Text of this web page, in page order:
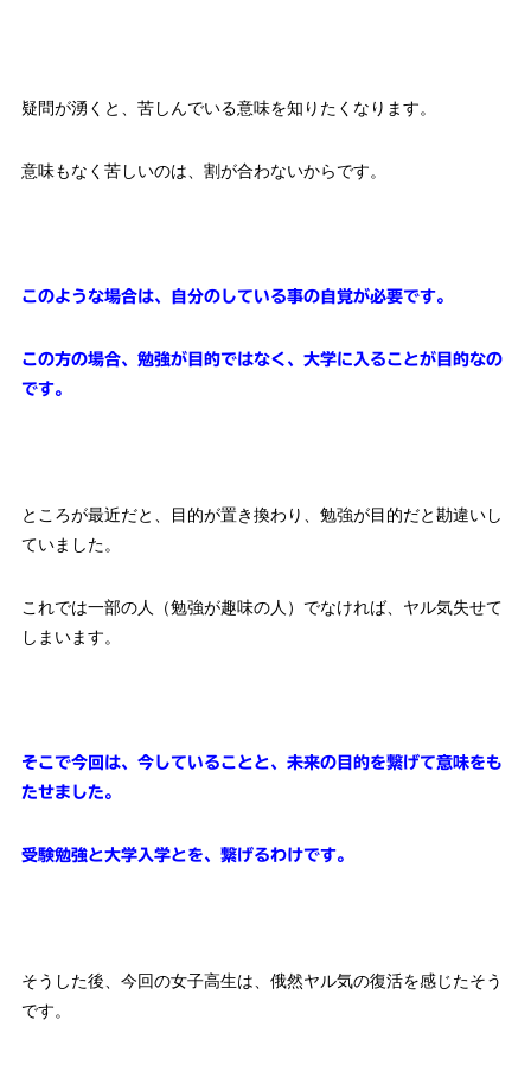
疑問が湧くと、苦しんでいる意味を知りたくなります。
意味もなく苦しいのは、割が合わないからです。
このような場合は、自分のしている事の自覚が必要です。
この方の場合、勉強が目的ではなく、大学に入ることが目的なの
です。
ところが最近だと、目的が置き換わり、勉強が目的だと勘違いし
ていました。
これでは一部の人（勉強が趣味の人）でなければ、ヤル気失せて
しまいます。
そこで今回は、今していることと、未来の目的を繋げて意味をも
たせました。
受験勉強と大学入学とを、繋げるわけです。
そうした後、今回の女子高生は、俄然ヤル気の復活を感じたそう
です。